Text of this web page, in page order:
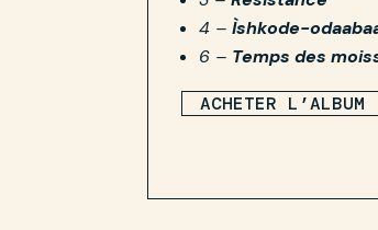
4 –Ìshkode-
6 – Temps des
ACHETER L’ALBUM